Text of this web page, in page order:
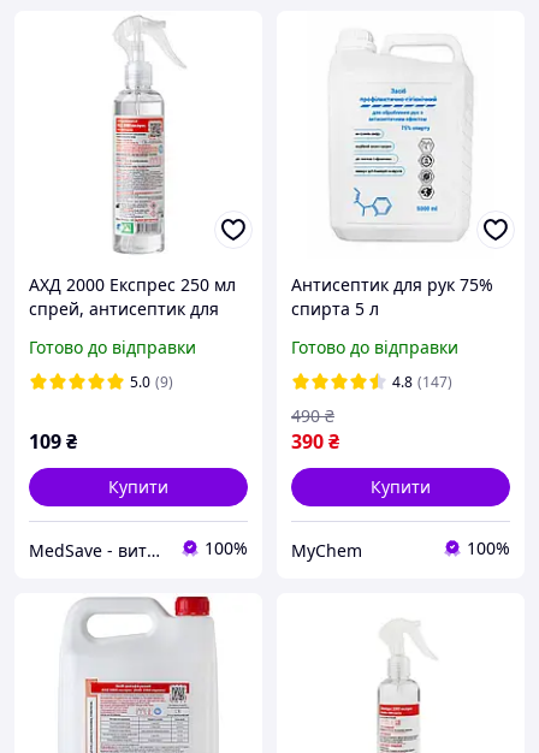
АХД 2000 Експрес 250 мл
спрей, антисептик для
для обробки інструментів
та поверхонь |
Готово до відправки
5.0 (9)
109₴
Купити
MedSave - витратні матеріали для індустрії красоти 100%
Антисептик для рук 75%
спирта 5 л
Готово до відправки
4.8 (147)
390₴
490 ₴
Купити
MyChem 100%